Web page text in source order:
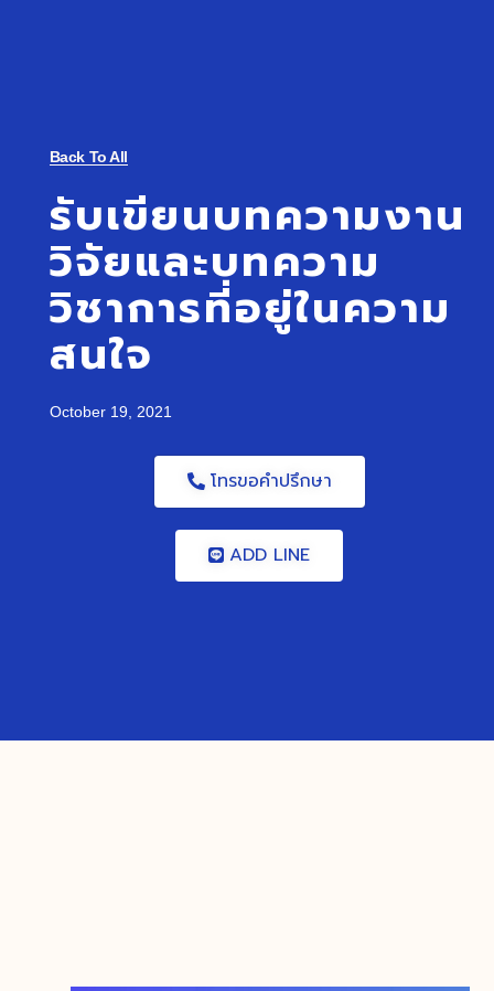
Back To All
รับเขียนบทความงาน
วิจัยและบทความ
วิชาการที่อยู่ในความ
สนใจ
October 19, 2021
โทรขอคำปรึกษา
ADD LINE